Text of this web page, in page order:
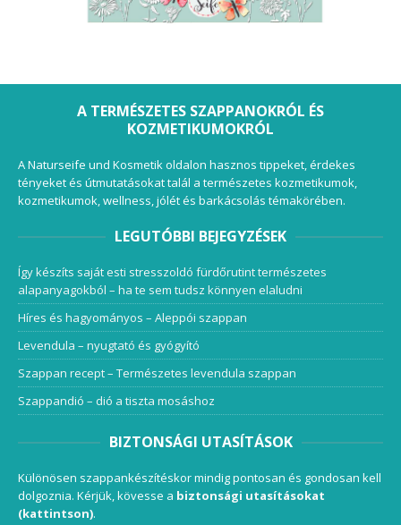
A TERMÉSZETES SZAPPANOKRÓL ÉS
KOZMETIKUMOKRÓL
A Naturseife und Kosmetik oldalon hasznos tippeket, érdekes
tényeket és útmutatásokat talál a természetes kozmetikumok,
kozmetikumok, wellness, jólét és barkácsolás témakörében.
LEGUTÓBBI BEJEGYZÉSEK
Így készíts saját esti stresszoldó fürdőrutint természetes
alapanyagokból – ha te sem tudsz könnyen elaludni
Híres és hagyományos – Aleppói szappan
Levendula – nyugtató és gyógyító
Szappan recept – Természetes levendula szappan
Szappandió – dió a tiszta mosáshoz
BIZTONSÁGI UTASÍTÁSOK
Különösen szappankészítéskor mindig pontosan és gondosan kell
dolgoznia. Kérjük, kövesse a biztonsági utasításokat
(kattintson).